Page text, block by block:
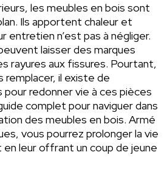
les meubles en bois sont
Ils apportent chaleur et
entretien n’est pas à négliger.
laisser des marques
rayures aux fissures. Pourtant,
remplacer, il existe de
redonner vie à ces pièces
complet pour naviguer dans
des meubles en bois. Armé
vous pourrez prolonger la vie
leur offrant un coup de jeune